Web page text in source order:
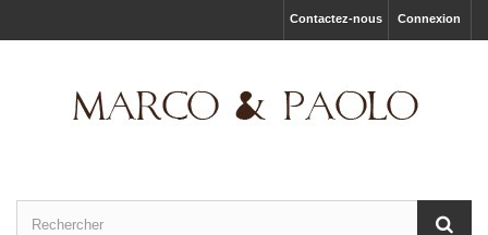
Connexion
Contactez-nous